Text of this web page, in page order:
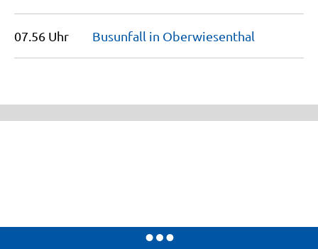
07.56 Uhr Busunfall in Oberwiesenthal